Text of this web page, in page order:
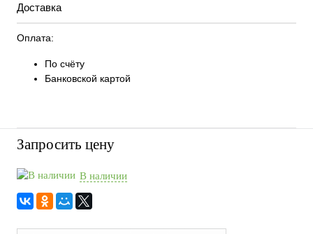
Доставка
Оплата:
По счёту
Банковской картой
Запросить цену
В наличии